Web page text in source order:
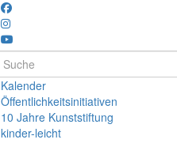
Kalender
Öffentlichkeitsinitiativen
10 Jahre Kunststiftung
kinder-leicht